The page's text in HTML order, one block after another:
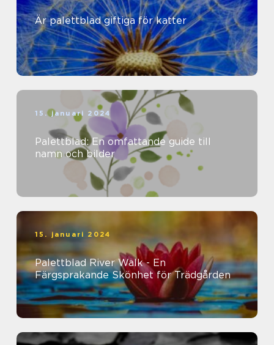
Är palettblad giftiga för katter
15. januari 2024
Palettblad: En omfattande guide till
namn och bilder
15. januari 2024
Palettblad River Walk - En
Färgsprakande Skönhet för Trädgården